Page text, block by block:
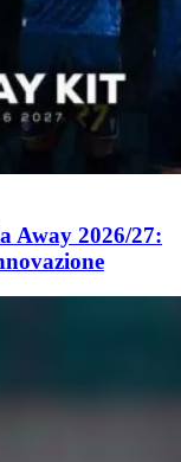
Away 2026/27: